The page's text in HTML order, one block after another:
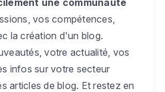
vos compétences,
la création d'un blog.
votre actualité, vos
infos sur votre secteur
articles de blog. Et restez en